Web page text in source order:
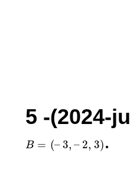
5 -(2024-
B = (–3, – 2, 3)
B= 3 –2 ) .